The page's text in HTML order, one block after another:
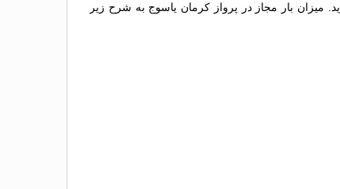
میزان بار مجاز در پرواز کرمان یاسوج به شرح زیر